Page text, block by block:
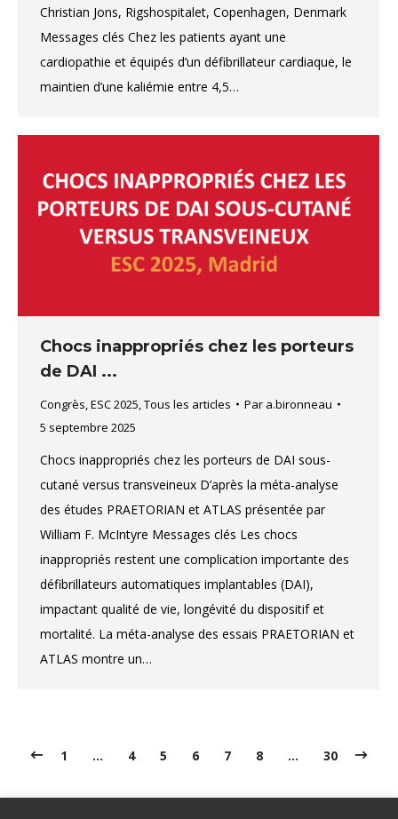
Christian Jons, Rigshospitalet, Copenhagen, Denmark
Messages clés Chez les patients ayant une
cardiopathie et équipés d’un défibrillateur cardiaque, le
maintien d’une kaliémie entre 4,5…
Chocs inappropriés chez les porteurs
de DAI ...
Congrès,ESC 2025,Tous les articles Par a.bironneau
5 septembre 2025
Chocs inappropriés chez les porteurs de DAI sous-
cutané versus transveineux D’après la méta-analyse
des études PRAETORIAN et ATLAS présentée par
William F. McIntyre Messages clés Les chocs
inappropriés restent une complication importante des
défibrillateurs automatiques implantables (DAI),
impactant qualité de vie, longévité du dispositif et
mortalité. La méta-analyse des essais PRAETORIAN et
ATLAS montre un…
1 … 4 5 6 7 8 … 30